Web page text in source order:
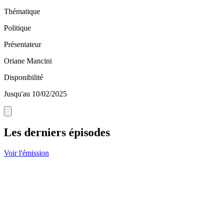
Thématique
Politique
Présentateur
Oriane Mancini
Disponibilité
Jusqu'au 10/02/2025
Les derniers épisodes
Voir l'émission